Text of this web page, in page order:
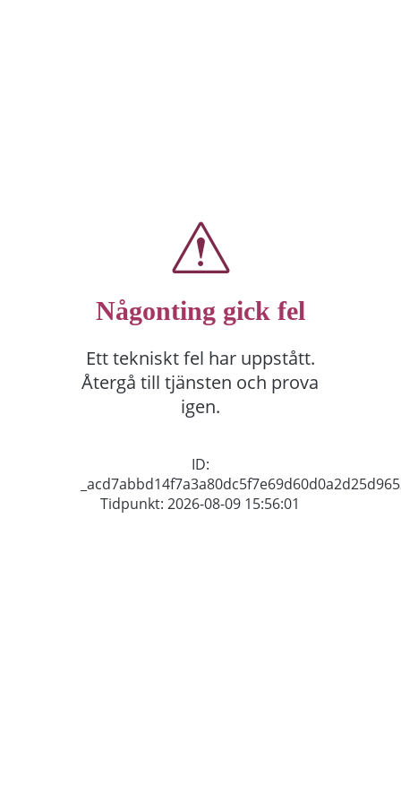
Någonting gick fel
Ett tekniskt fel har uppstått.
Återgå till tjänsten och prova
igen.
ID:
Tidpunkt: 2026-08-09 15:56:01